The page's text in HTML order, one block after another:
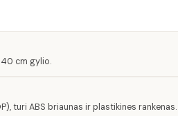
cm gylio.
turi ABS briaunas ir plastikines rankenas.